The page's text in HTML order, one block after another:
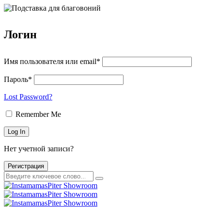
Логин
Имя пользователя или email*
Пароль*
Lost Password?
Remember Me
Нет учетной записи?
Регистрация